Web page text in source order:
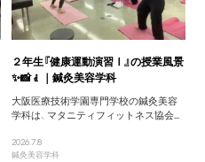
２年生『健康運動演習Ⅰ』の授業風景
✨📸🧎｜鍼灸美容学科
大阪医療技術学園専門学校の鍼灸美容
学科は、 マタニティフィットネス協会...
2026.7.8
鍼灸美容学科